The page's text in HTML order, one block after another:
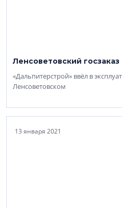
Ленсоветовский госзаказ
«Дальпитерстрой» ввёл в
Ленсоветовском
13 января 2021